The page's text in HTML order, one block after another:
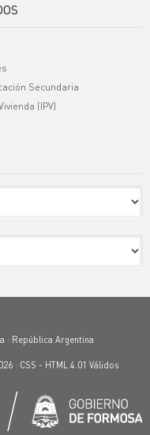
Secundaria
(IPV)
· República Argentina
· CSS - HTML 4.01 Válidos